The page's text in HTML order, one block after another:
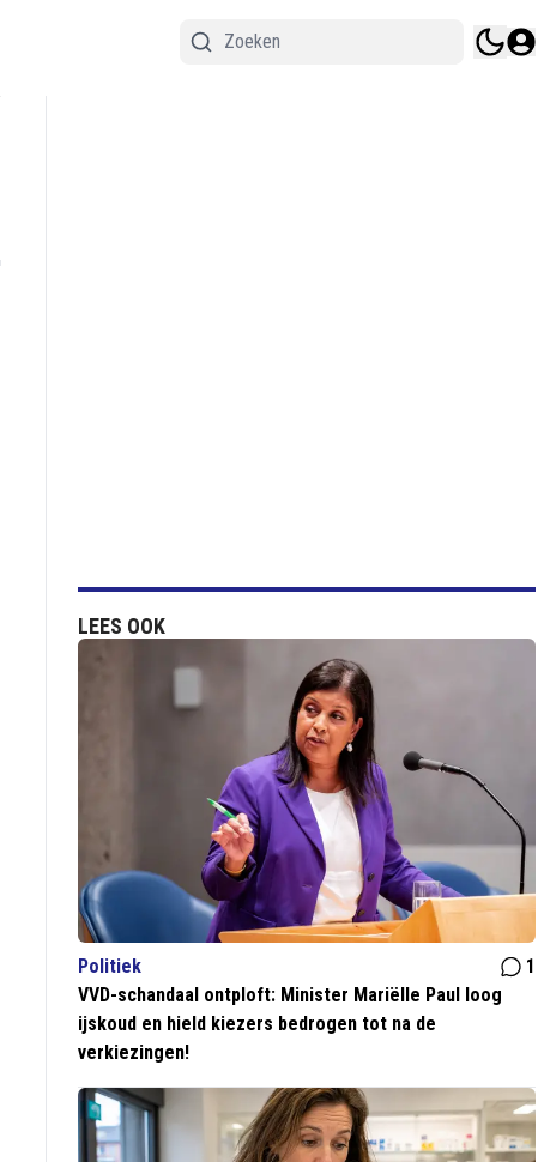
LEES OOK
Politiek
1
VVD-schandaal ontploft: Minister Mariëlle Paul loog
ijskoud en hield kiezers bedrogen tot na de
verkiezingen!